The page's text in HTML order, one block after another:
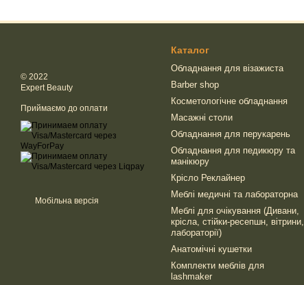
© 2022
Expert Beauty
Приймаємо до оплати
Мобільна версія
Каталог
Обладнання для візажиста
Barber shop
Косметологічне обладнання
Масажні столи
Обладнання для перукарень
Обладнання для педикюру та
манікюру
Крісло Реклайнер
Меблі медичні та лабораторна
Меблі для очікування (Дивани,
крісла, стійки-ресепшн, вітрини,
лабораторії)
Анатомічні кушетки
Комплекти меблів для
lashmaker